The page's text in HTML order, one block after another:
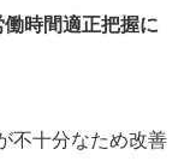
時間適正把握に
不十分なため改善